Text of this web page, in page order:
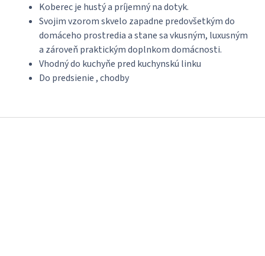
Koberec je hustý a príjemný na dotyk.
Svojim vzorom skvelo zapadne predovšetkým do
domáceho prostredia a stane sa vkusným, luxusným
a zároveň praktickým doplnkom domácnosti.
Vhodný do kuchyňe pred kuchynskú linku
Do predsienie , chodby